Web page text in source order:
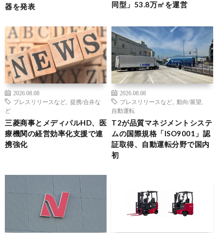
器を発表
同型」53.8万㎡を運営
2026.08.08
プレスリリースなど
提携/合弁な
ど
三菱商事とメディパルHD、医
療機関の経営効率化支援で連
携強化
2026.08.08
プレスリリースなど
動向/展望
自動運転
T2が品質マネジメントシステ
ムの国際規格「ISO9001」認
証取得、自動運転分野で国内
初